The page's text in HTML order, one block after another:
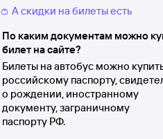
👛 А скидки на билеты есть
По каким документам можно
билет на сайте?
Билеты на автобус можно
российскому паспорту,
о рождении, иностранному
документу, заграничному
паспорту РФ.